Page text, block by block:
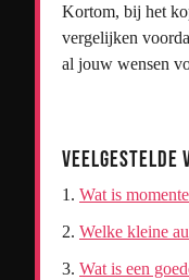
Kortom, bij het
vergelijken
al jouw wensen
Veelgestelde
Wat is
Welke kleine
Wat is een